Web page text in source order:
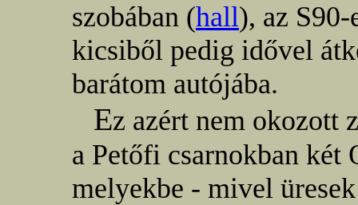
szobában (hall), az
kicsiből pedig idővel
barátom autójába.
Ez azért nem okozott
a Petőfi csarnokban két
melyekbe - mivel